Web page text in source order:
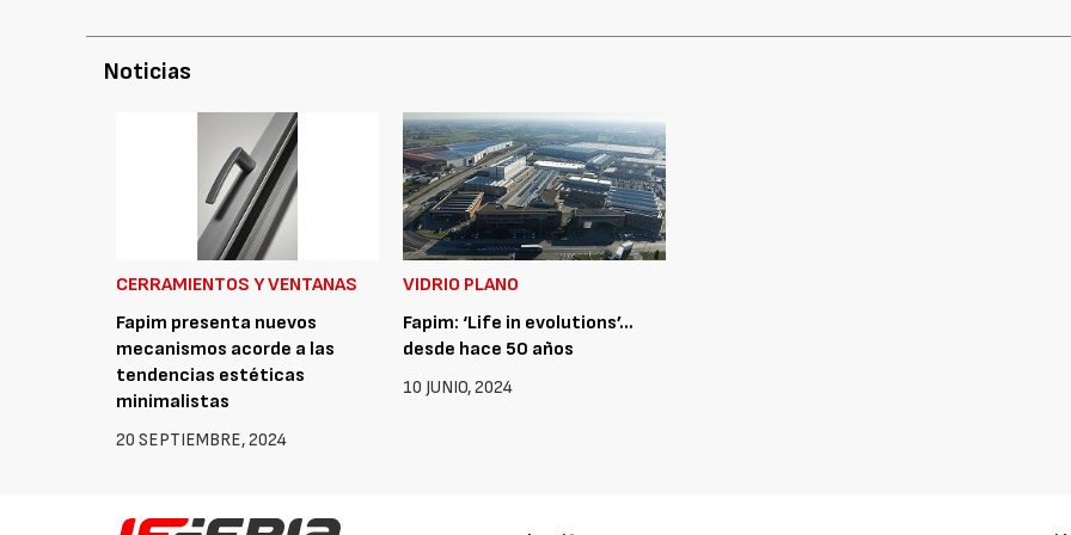
Noticias
CERRAMIENTOS Y VENTANAS
Fapim presenta nuevos
mecanismos acorde a las
tendencias estéticas
minimalistas
20 SEPTIEMBRE, 2024
VIDRIO PLANO
Fapim: ‘Life in evolutions’…
desde hace 50 años
10 JUNIO, 2024